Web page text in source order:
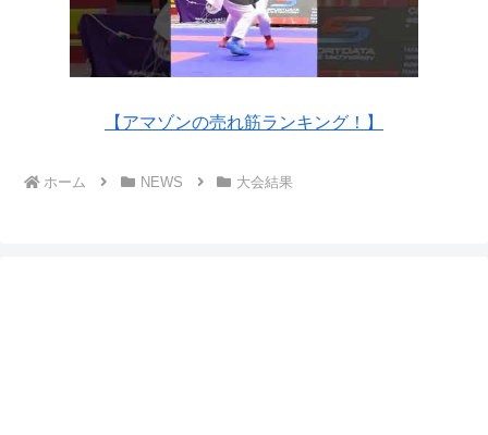
【アマゾンの売れ筋ランキング！】
ホーム NEWS 大会結果